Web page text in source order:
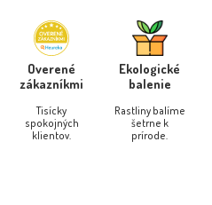
Overené
zákazníkmi
Tisícky
spokojných
klientov.
Ekologické
balenie
Rastliny balíme
šetrne k
prírode.